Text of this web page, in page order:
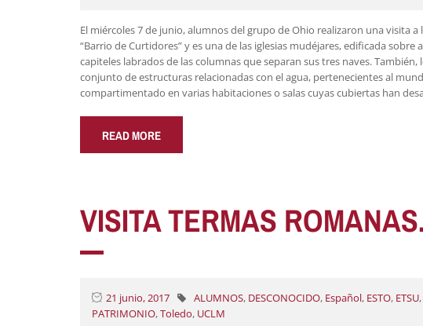
El miércoles 7 de junio, alumnos del grupo de Ohio realizaron una visita
“Barrio de Curtidores” y es una de las iglesias mudéjares, edificada
capiteles labrados de las columnas que separan sus tres naves.
conjunto de estructuras relacionadas con el agua, pertenecientes al
compartimentado en varias habitaciones o salas cuyas cubiertas han
READ MORE
VISITA TERMAS
21 junio, 2017 ALUMNOS, DESCONOCIDO, Español, ESTO, ETSU,
PATRIMONIO,Toledo, UCLM